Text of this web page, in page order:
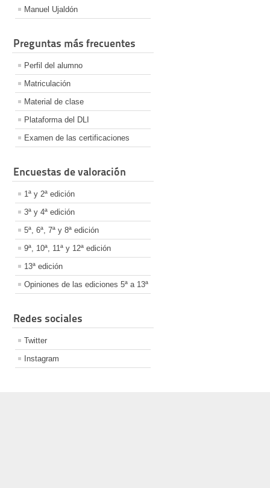
Manuel Ujaldón
Preguntas más frecuentes
Perfil del alumno
Matriculación
Material de clase
Plataforma del DLI
Examen de las certificaciones
Encuestas de valoración
1ª y 2ª edición
3ª y 4ª edición
5ª, 6ª, 7ª y 8ª edición
9ª, 10ª, 11ª y 12ª edición
13ª edición
Opiniones de las ediciones 5ª a 13ª
Redes sociales
Twitter
Instagram